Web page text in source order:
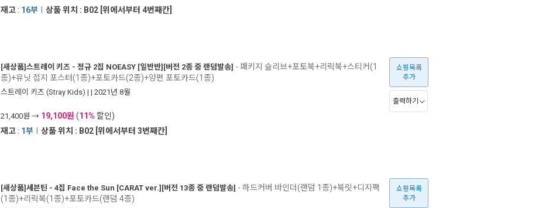
재고 : 16부 상품 위치 : B02 [위에서부터 4번째칸]
[새상품] 스트레이 키즈 - 정규 2집 NOEASY [일반반][버전 2종 중 랜덤발송] - 패키지 슬리브+포토북+리릭북+스티커(1
종)+유닛 접지 포스터(1종)+포토카드(2종)+양편 포토카드(1종)
스트레이 키즈 (Stray Kids) | | 2021년 8월
21,400원 → 19,100원 (11% 할인)
재고 : 1부 상품 위치 : B02 [위에서부터 3번째칸]
쇼핑목록
추가
출력하기
[새상품] 세븐틴 - 4집 Face the Sun [CARAT ver.][버전 13종 중 랜덤발송] - 하드커버 바인더(랜덤 1종)+북릿+디지팩
(1종)+리릭북(1종)+포토카드(랜덤 4종)
쇼핑목록
추가